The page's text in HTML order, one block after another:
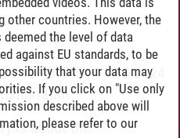
- 09:45 | 14.10.2024
is about the
other countries. However, the
the level of data
against EU standards, to be
that your data may
If you click on "Use only
described above will
please refer to our